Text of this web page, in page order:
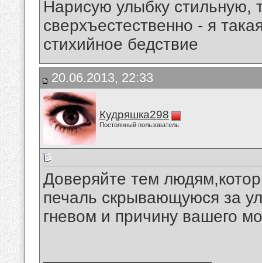
Нарисую улыбку стильную,
сверхъестественно - я
стихийное бедствие
20.06.2013, 22:33
Кудряшка298
Постоянный пользователь
Доверяйте тем
печаль скрывающуюся за
гневом и причину вашего